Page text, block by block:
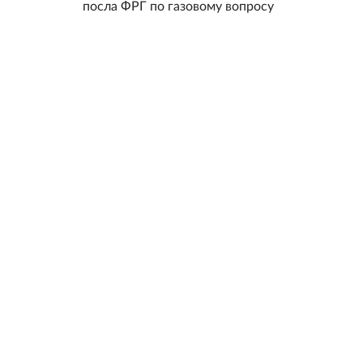
посла ФРГ по газовому вопросу